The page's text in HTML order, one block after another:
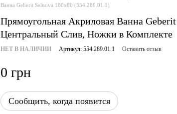
Ванна Geberit Selnova 180x80 (554.289.01.1)
Прямоугольная Акриловая Ванна
Центральный Слив, Ножки в Комплекте
НЕТ В НАЛИЧИИ Артикул: 554.289.01.1 Оставить отзыв
0 грн
Сообщить, когда появится